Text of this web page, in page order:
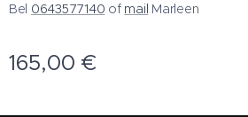
Bel 0643577140 of mail Marleen
165,00 €